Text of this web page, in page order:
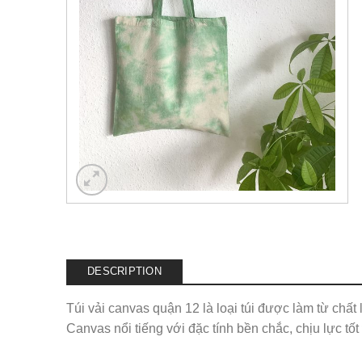
DESCRIPTION
Túi vải canvas quận 12 là loại túi được làm từ
Canvas nổi tiếng với đặc tính bền chắc, chịu lực tốt